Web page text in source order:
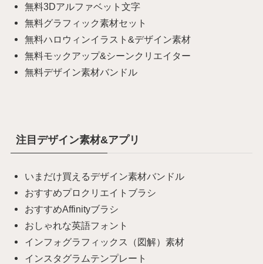
無料3Dアルファベット文字
無料グラフィック素材セット
無料ハロウィンイラスト&デザイン素材
無料モックアップ&シーンクリエイター
無料デザイン素材バンドル
注目デザイン素材&アプリ
いまだけ買えるデザイン素材バンドル
おすすめプロクリエイトブラシ
おすすめAffinityブラシ
おしゃれな英語フォント
インフォグラフィックス（図解）素材
インスタグラムテンプレート